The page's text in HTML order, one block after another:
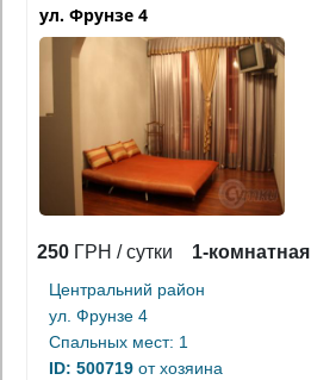
ул. Фрунзе 4
250 ГРН / сутки 1-комнатная
Центральний район
ул. Фрунзе 4
Спальных мест: 1
ID: 500719 от хозяина